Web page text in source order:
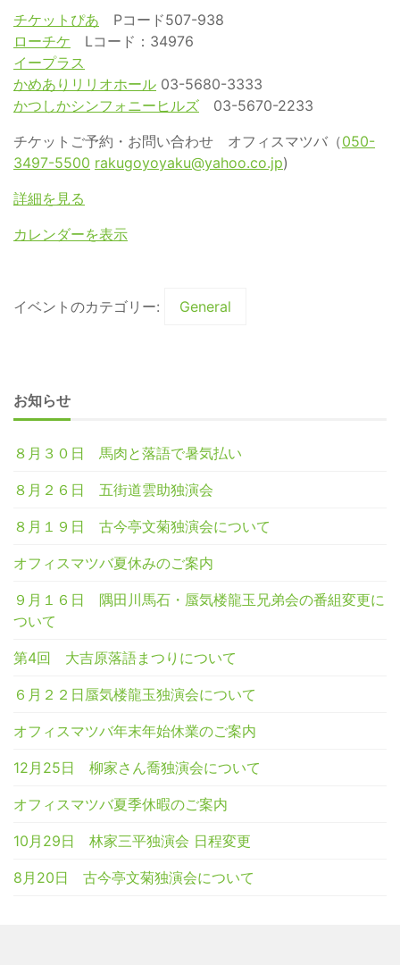
チケットぴあ Pコード507-938
ローチケ Lコード：34976
イープラス
かめありリリオホール 03-5680-3333
かつしかシンフォニーヒルズ 03-5670-2233
チケットご予約・お問い合わせ オフィスマツバ（050-
3497-5500 rakugoyoyaku@yahoo.co.jp)
詳細を見る
カレンダーを表示
イベントのカテゴリー: General
お知らせ
８月３０日 馬肉と落語で暑気払い
８月２６日 五街道雲助独演会
８月１９日 古今亭文菊独演会について
オフィスマツバ夏休みのご案内
９月１６日 隅田川馬石・蜃気楼龍玉兄弟会の番組変更に
ついて
第4回 大吉原落語まつりについて
６月２２日蜃気楼龍玉独演会について
オフィスマツバ年末年始休業のご案内
12月25日 柳家さん喬独演会について
オフィスマツバ夏季休暇のご案内
10月29日 林家三平独演会 日程変更
8月20日 古今亭文菊独演会について